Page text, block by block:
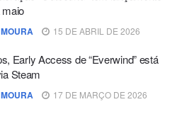
maio
15 DE ABRIL DE 2026
Early Access de “Everwind” está
Steam
17 DE MARÇO DE 2026